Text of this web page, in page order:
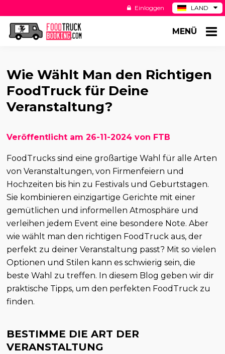
LAND
ES
Einloggen
MENÜ
Wie Wählt Man den Richtigen
FoodTruck für Deine
Veranstaltung?
Veröffentlicht am 26-11-2024 von FTB
FoodTrucks sind eine großartige Wahl für alle Arten
von Veranstaltungen, von Firmenfeiern und
Hochzeiten bis hin zu Festivals und Geburtstagen.
Sie kombinieren einzigartige Gerichte mit einer
gemütlichen und informellen Atmosphäre und
verleihen jedem Event eine besondere Note. Aber
wie wählt man den richtigen FoodTruck aus, der
perfekt zu deiner Veranstaltung passt? Mit so vielen
Optionen und Stilen kann es schwierig sein, die
beste Wahl zu treffen. In diesem Blog geben wir dir
praktische Tipps, um den perfekten FoodTruck zu
finden.
BESTIMME DIE ART DER
VERANSTALTUNG